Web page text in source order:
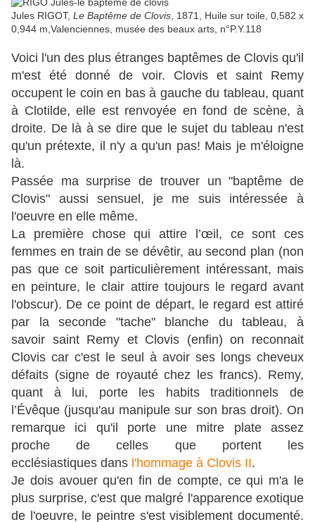
Jules RIGOT, Le Baptême de Clovis , 1871, Huile sur toile, 0,582 x
0,944 m,Valenciennes, musée des beaux arts, n°P.Y.118
Voici l'un des plus étranges baptêmes de Clovis qu'il
m'est été donné de voir. Clovis et saint Remy
occupent le coin en bas à gauche du tableau, quant
à Clotilde, elle est renvoyée en fond de scène, à
droite. De là à se dire que le sujet du tableau n'est
qu'un prétexte, il n'y a qu'un pas! Mais je m'éloigne
là.
Passée ma surprise de trouver un "baptême de
Clovis" aussi sensuel, je me suis intéressée à
l'oeuvre en elle même.
La première chose qui attire l’œil, ce sont ces
femmes en train de se dévêtir, au second plan (non
pas que ce soit particulièrement intéressant, mais
en peinture, le clair attire toujours le regard avant
l'obscur). De ce point de départ, le regard est attiré
par la seconde "tache" blanche du tableau, à
savoir saint Remy et Clovis (enfin) on reconnait
Clovis car c'est le seul à avoir ses longs cheveux
défaits (signe de royauté chez les francs). Remy,
quant à lui, porte les habits traditionnels de
l’Évêque (jusqu'au manipule sur son bras droit). On
remarque ici qu'il porte une mitre plate assez
proche de celles que portent les
ecclésiastiques dans l'hommage à Clovis II.
Je dois avouer qu'en fin de compte, ce qui m'a le
plus surprise, c'est que malgré l'apparence exotique
de l'oeuvre, le peintre s'est visiblement documenté.